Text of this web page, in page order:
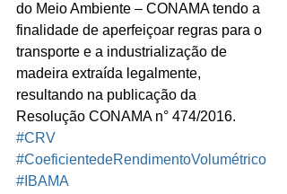
do Meio Ambiente – CONAMA tendo a
finalidade de aperfeiçoar regras para o
transporte e a industrialização de
madeira extraída legalmente,
resultando na publicação da
Resolução CONAMA n° 474/2016.
#CRV
#CoeficientedeRendimentoVolumétrico
#IBAMA